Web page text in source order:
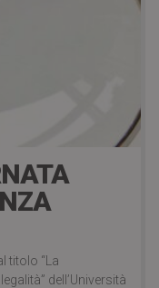
titolo “La
dell’Università